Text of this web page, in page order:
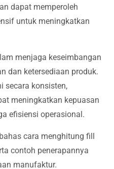
dapat memperoleh
untuk meningkatkan
menjaga keseimbangan
dan ketersediaan produk.
secara konsisten,
meningkatkan kepuasan
efisiensi operasional.
cara menghitung fill
contoh penerapannya
manufaktur.